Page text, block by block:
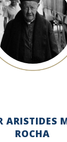
ARISTIDES
ROCHA